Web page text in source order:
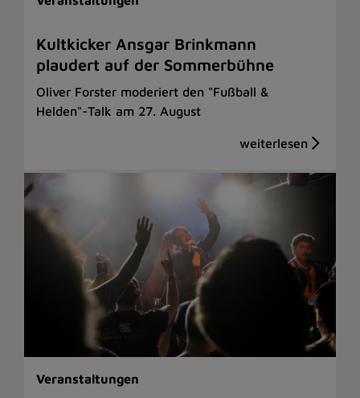
Kultkicker Ansgar Brinkmann
plaudert auf der Sommerbühne
Oliver Forster moderiert den "Fußball &
Helden"-Talk am 27. August
Veranstaltungen